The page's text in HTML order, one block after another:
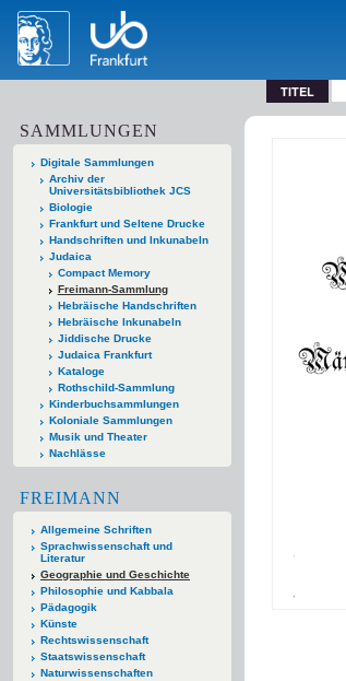
TITEL
SAMMLUNGEN
Digitale Sammlungen
Archiv der
Universitätsbibliothek JCS
Biologie
Frankfurt und Seltene Drucke
Handschriften und Inkunabeln
Judaica
Compact Memory
Freimann-Sammlung
Hebräische Handschriften
Hebräische Inkunabeln
Jiddische Drucke
Judaica Frankfurt
Kataloge
Rothschild-Sammlung
Kinderbuchsammlungen
Koloniale Sammlungen
Musik und Theater
Nachlässe
FREIMANN
Allgemeine Schriften
Sprachwissenschaft und
Literatur
Geographie und Geschichte
Philosophie und Kabbala
Pädagogik
Künste
Rechtswissenschaft
Staatswissenschaft
Naturwissenschaften